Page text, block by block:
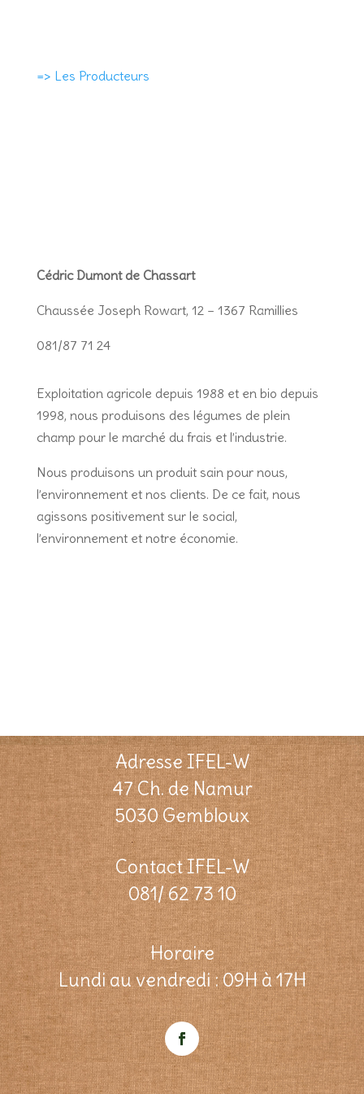
=> Les Producteurs
Cédric Dumont de Chassart
Chaussée Joseph Rowart, 12 – 1367 Ramillies
081/87 71 24
Exploitation agricole depuis 1988 et en bio depuis
1998, nous produisons des légumes de plein
champ pour le marché du frais et l’industrie.
Nous produisons un produit sain pour nous,
l’environnement et nos clients. De ce fait, nous
agissons positivement sur le social,
l’environnement et notre économie.
Adresse IFEL-W
47 Ch. de Namur
5030 Gembloux
Contact IFEL-W
081/ 62 73 10
Horaire
Lundi au vendredi : 09H à 17H